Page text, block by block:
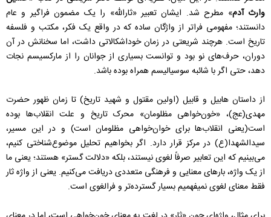
وارث آدم» مطرح شد. ایشان تعبیر «ثارالله» را یک مضمون فراگیر و عام
دانستند؛ مفهومی فراتر از واژگان ساده که در واقع یک فکر، مکتب و فلسفه
تاریخ است. هرچند شریعتی در زمان خوداشکالاتی داشت، اما سخنانش در آن
دوران، حرف‌های نو بود و توانست بسیاری از جوانان را از مارکسیسم نجات
دهد، حتی اگر با شائبه سوسیالیسم همراه بوده باشد.
از داستان هابیل و قابیل (اولین مقتول و شهید تاریخ) تا زمان ظهور حضرت
مهدی(عج)، «خون‌خواهی مظلومان» محرک تاریخ و علت انقلاب‌ها بوده
است(یعنی انقلاب‌ها برای خوان‌خواهی مظلومان است) و در این مسیر،
سیدالشهدا(ع) در مرکز قرار دارد. اگر بخواهیم تحلیل موضوع‌شناختی کنیم،
می‌بینیم که این تعابیر صرفاً لغوی نیستند، بلکه «دلالت گستر» هستند؛ یعنی ما
از یک واژه، بارهای معنایی و فرهنگی متعددی دریافت می‌کنیم. یعنی از واژه ثار
فقط معنای لغوی نمیفهمیم بسیار گسترده‌تر و فرالغوی است.